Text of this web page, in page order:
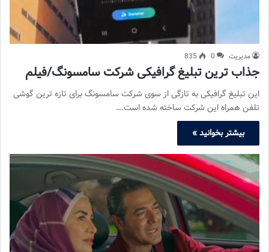
مدیریت 0
835
جذاب ترین تبلیغ گرافیکی شرکت سامسونگ/فیلم
این تبلیغ گرافیکی به تازگی از سوی شرکت سامسونگ برای تازه ترین گوشی
تلفن همراه این شرکت ساخته شده است.…
بیشتر بخوانید »